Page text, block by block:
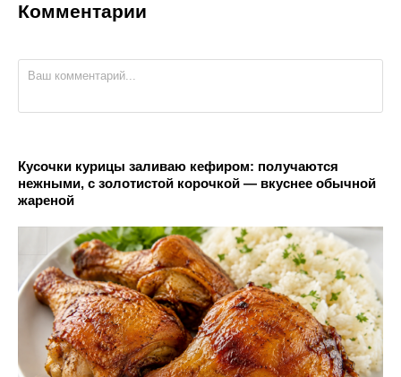
Комментарии
Кусочки курицы заливаю кефиром: получаются
нежными, с золотистой корочкой — вкуснее обычной
жареной